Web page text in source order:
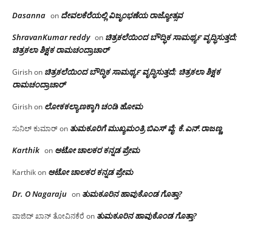
Dasanna on ದೇವಲಕೆರೆಯಲ್ಲಿ ವಿಜೃಂಭಣೆಯ ರಾಜ್ಯೋತ್ಸವ
ShravanKumar reddy on ಚಿತ್ರಕಲೆಯಿಂದ ಬೌದ್ಧಿಕ ಸಾಮರ್ಥ್ಯ ವೃದ್ಧಿಸುತ್ತದೆ;
ಚಿತ್ರಕಲಾ ಶಿಕ್ಷಕ ರಾಮಚಂದ್ರಾಚಾರ್
Girishon ಚಿತ್ರಕಲೆಯಿಂದ ಬೌದ್ಧಿಕ ಸಾಮರ್ಥ್ಯ ವೃದ್ಧಿಸುತ್ತದೆ; ಚಿತ್ರಕಲಾ ಶಿಕ್ಷಕ
ರಾಮಚಂದ್ರಾಚಾರ್
Girishon ಲೋಕಕಲ್ಯಾಣಕ್ಕಾಗಿ ಚಂಡಿ ಹೋಮ
ಸುನಿಲ್ ಕುಮಾರ್on ತುಮಕೂರಿಗೆ ಮುಖ್ಯಮಂತ್ರಿ ಬಿಎಸ್ ವೈ: ಕೆ.ಎನ್.ರಾಜಣ್ಣ
Karthik on ಆಟೋ ಚಾಲಕರ ಕನ್ನಡ ಪ್ರೇಮ
Karthikon ಆಟೋ ಚಾಲಕರ ಕನ್ನಡ ಪ್ರೇಮ
Dr. O Nagaraju on ತುಮಕೂರಿನ ಹಾವುಕೊಂಡ ಗೊತ್ತಾ?
ವಾಜಿದ್ ಖಾನ್ ತೋವಿನಕೆರೆ on ತುಮಕೂರಿನ ಹಾವುಕೊಂಡ ಗೊತ್ತಾ?